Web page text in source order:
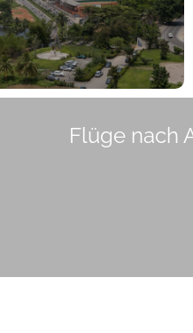
Flüge nach